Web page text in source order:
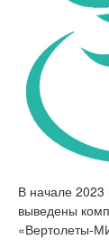
В начале 2023
выведены
«Вертолеты-